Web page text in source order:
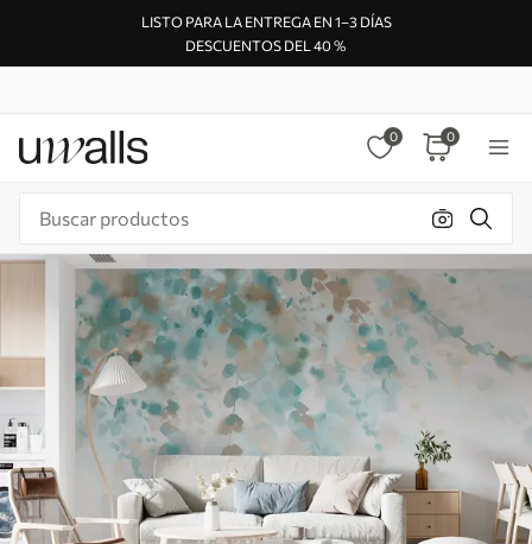
LISTO PARA LA ENTREGA EN 1–3 DÍAS
DESCUENTOS DEL 40 %
0 0